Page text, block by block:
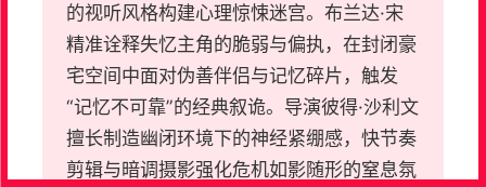
的视听风格构建心理惊悚迷宫。布兰达·宋
精准诠释失忆主角的脆弱与偏执，在封闭豪
宅空间中面对伪善伴侣与记忆碎片，触发
“记忆不可靠”的经典叙诡。导演彼得·沙利文
擅长制造幽闭环境下的神经紧绷感，快节奏
剪辑与暗调摄影强化危机如影随形的窒息氛